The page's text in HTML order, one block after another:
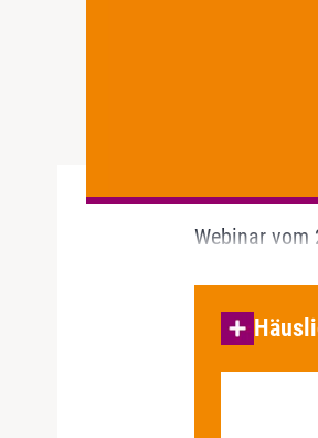
Webinar vom